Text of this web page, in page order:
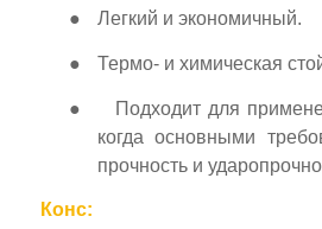
● Легкий и экономичный.
● Термо- и химическая
●
Подходит для
когда основными
прочность и
Конс: